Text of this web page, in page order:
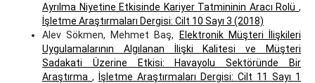
Ayrılma Niyetine Etkisinde Kariyer Tatmininin Aracı Rolü,
İşletme Araştırmaları Dergisi: Cilt 10 Sayı 3 (2018)
Alev Sökmen, Mehmet Baş,
Elektronik Müşteri İlişkileri
Uygulamalarının Algılanan İlişki Kalitesi ve Müşteri
Sadakati Üzerine Etkisi: Havayolu Sektöründe Bir
Araştırma ,
İşletme Araştırmaları Dergisi: Cilt 11 Sayı 1